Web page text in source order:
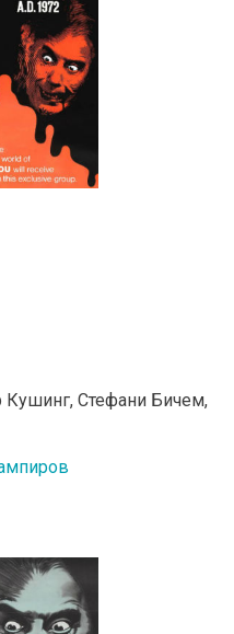
Кушинг, Стефани Бичем,